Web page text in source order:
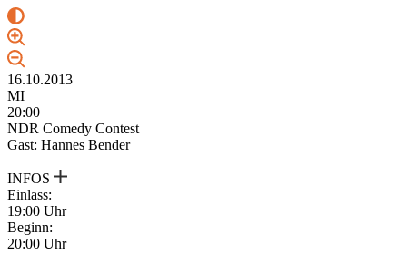
16.10.2013
MI
20:00
NDR Comedy Contest
Gast: Hannes Bender
INFOS
Einlass:
19:00 Uhr
Beginn:
20:00 Uhr